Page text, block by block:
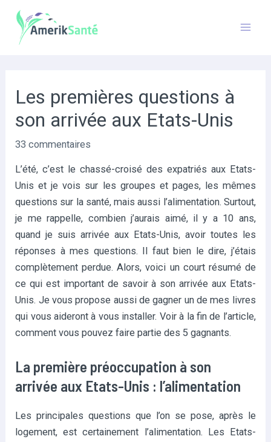
contenu
Les premières questions à
son arrivée aux Etats-Unis
33 commentaires
L’été, c’est le chassé-croisé des expatriés aux Etats-
Unis et je vois sur les groupes et pages, les mêmes
questions sur la santé, mais aussi l’alimentation. Surtout,
je me rappelle, combien j’aurais aimé, il y a 10 ans,
quand je suis arrivée aux Etats-Unis, avoir toutes les
réponses à mes questions. Il faut bien le dire, j’étais
complètement perdue. Alors, voici un court résumé de
ce qui est important de savoir à son arrivée aux Etats-
Unis. Je vous propose aussi de gagner un de mes livres
qui vous aideront à vous installer. Voir à la fin de l’article,
comment vous pouvez faire partie des 5 gagnants.
La première préoccupation à son
arrivée aux Etats-Unis : l’alimentation
Les principales questions que l’on se pose, après le
logement, est certainement l’alimentation. Les Etats-